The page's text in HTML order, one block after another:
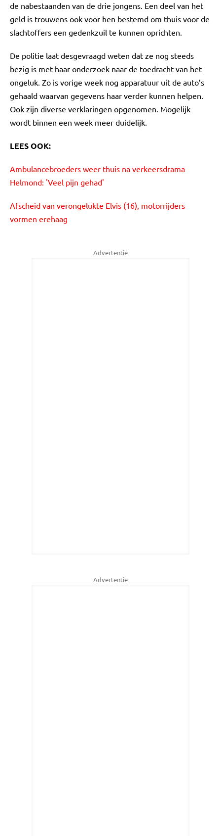
de nabestaanden van de drie jongens. Een deel van het
geld is trouwens ook voor hen bestemd om thuis voor de
slachtoffers een gedenkzuil te kunnen oprichten.
De politie laat desgevraagd weten dat ze nog steeds
bezig is met haar onderzoek naar de toedracht van het
ongeluk. Zo is vorige week nog apparatuur uit de auto’s
gehaald waarvan gegevens haar verder kunnen helpen.
Ook zijn diverse verklaringen opgenomen. Mogelijk
wordt binnen een week meer duidelijk.
LEES OOK:
Ambulancebroeders weer thuis na verkeersdrama
Helmond: 'Veel pijn gehad'
Afscheid van verongelukte Elvis (16), motorrijders
vormen erehaag
Advertentie
Advertentie